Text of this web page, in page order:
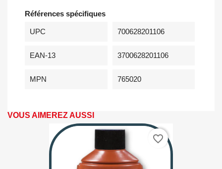
Références spécifiques
UPC 700628201106
EAN-13 3700628201106
MPN 765020
VOUS AIMEREZ AUSSI
favorite_border